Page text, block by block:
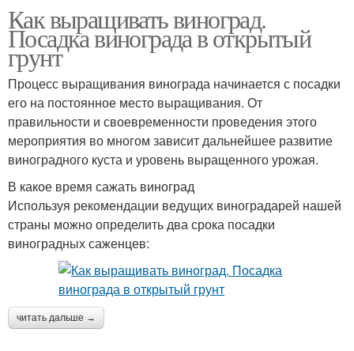
Как выращивать виноград.
Посадка винограда в открытый
грунт
Процесс выращивания винограда начинается с посадки
его на постоянное место выращивания. От
правильности и своевременности проведения этого
мероприятия во многом зависит дальнейшее развитие
виноградного куста и уровень выращенного урожая.
В какое время сажать виноград
Используя рекомендации ведущих виноградарей нашей
страны можно определить два срока посадки
виноградных саженцев:
читать дальше →